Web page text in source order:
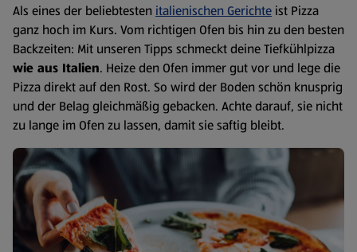
Als eines der beliebtesten italienischen Gerichte ist Pizza
ganz hoch im Kurs. Vom richtigen Ofen bis hin zu den besten
Backzeiten: Mit unseren Tipps schmeckt deine Tiefkühlpizza
wie aus Italien. Heize den Ofen immer gut vor und lege die
Pizza direkt auf den Rost. So wird der Boden schön knusprig
und der Belag gleichmäßig gebacken. Achte darauf, sie nicht
zu lange im Ofen zu lassen, damit sie saftig bleibt.